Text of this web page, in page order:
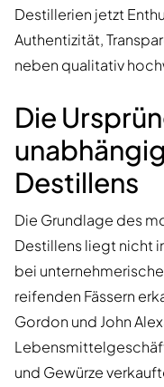
Destillerien jetzt
Authentizität,
neben qualitativ
Die
Destillens
Die Grundlage des
Destillens liegt nicht
bei
reifenden Fässern
Gordon und John
und Gewürze